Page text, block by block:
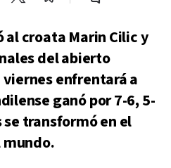
croata Marin Cilic y
del abierto
enfrentará a
ganó por 7-6, 5-
se transformó en el
mundo.